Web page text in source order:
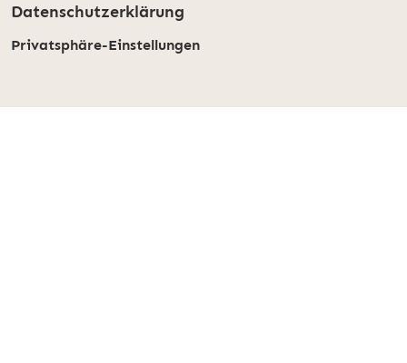
Datenschutzerklärung
Privatsphäre-Einstellungen